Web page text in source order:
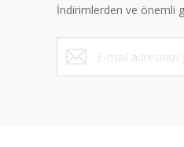
İndirimlerden ve önemli